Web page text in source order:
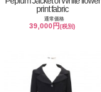
print fabric
通常価格
39,000円(税別)